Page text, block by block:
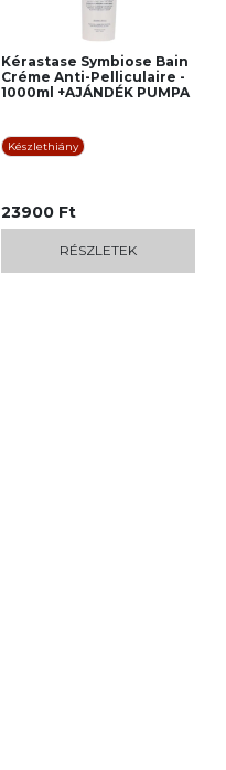
Kérastase Symbiose Bain
Créme Anti-Pelliculaire -
1000ml +AJÁNDÉK PUMPA
Készlethiány
23900 Ft
RÉSZLETEK